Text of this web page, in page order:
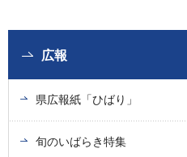
広報
県広報紙「ひばり」
旬のいばらき特集